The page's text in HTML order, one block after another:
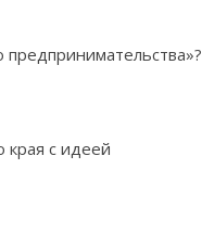
края с идеей